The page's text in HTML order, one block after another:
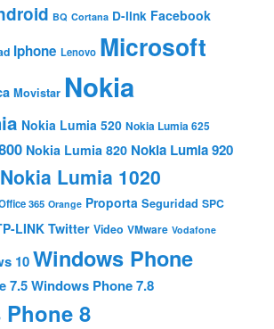
BQ Cortana D-link Facebook
Iphone Lenovo Microsoft
Movistar Nokia
Nokia Lumia 520 Nokia Lumia 625
Nokia Lumia 820 Nokia Lumia 920
Nokia Lumia 1020
365 Orange Proporta Seguridad SPC
LINK Twitter Video VMware Vodafone
10Windows Phone
7.5Windows Phone 7.8
8